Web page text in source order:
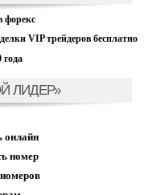
форекс
VIP трейдеров бесплатно
ЛИДЕР»
онлайн
номер